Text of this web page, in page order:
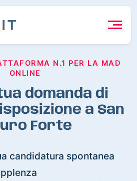
N.1 PER LA MAD
ONLINE
domanda di
a San
Forte
candidatura spontanea